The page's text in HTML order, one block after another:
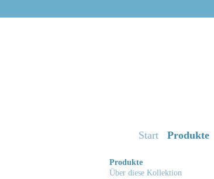
Start Produkte
Produkte
Über diese Kollektion